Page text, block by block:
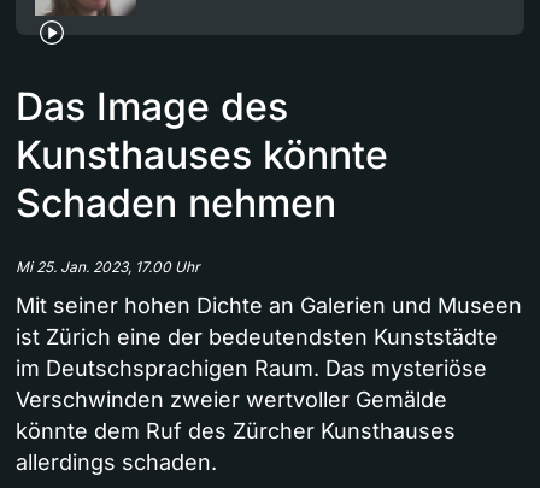
Das Image des
Kunsthauses könnte
Schaden nehmen
Mi 25. Jan. 2023, 17.00 Uhr
Mit seiner hohen Dichte an Galerien und Museen
ist Zürich eine der bedeutendsten Kunststädte
im Deutschsprachigen Raum. Das mysteriöse
Verschwinden zweier wertvoller Gemälde
könnte dem Ruf des Zürcher Kunsthauses
allerdings schaden.